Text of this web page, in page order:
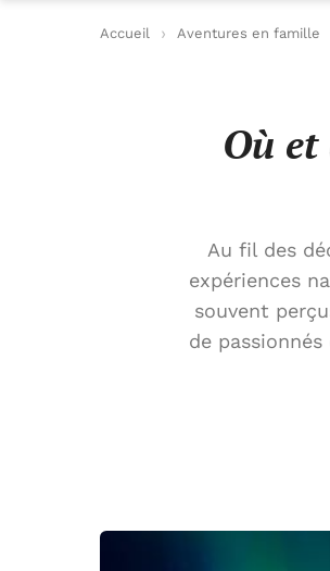
Accueil Aventures en famille
Où
Au fil des
expériences
souvent
de